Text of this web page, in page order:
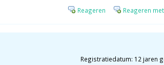
Reageren Reageren
Registratiedatum: 12 jaren